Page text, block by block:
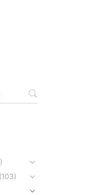
103